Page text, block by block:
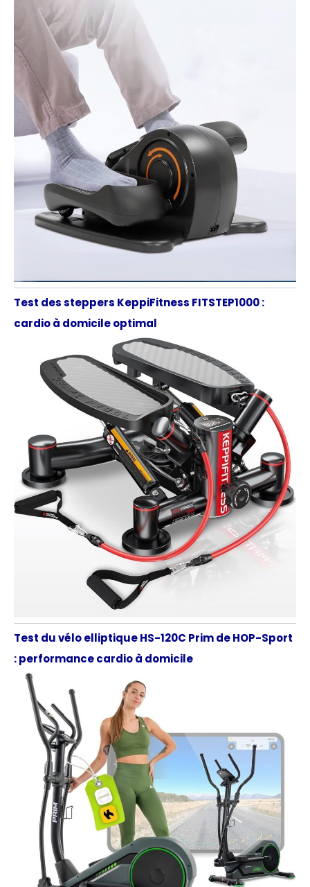
Test des steppers KeppiFitness FITSTEP1000 :
cardio à domicile optimal
Test du vélo elliptique HS-120C Prim de HOP-Sport
: performance cardio à domicile